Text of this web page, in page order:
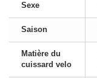
Sexe
Saison
Matière du
cuissard velo